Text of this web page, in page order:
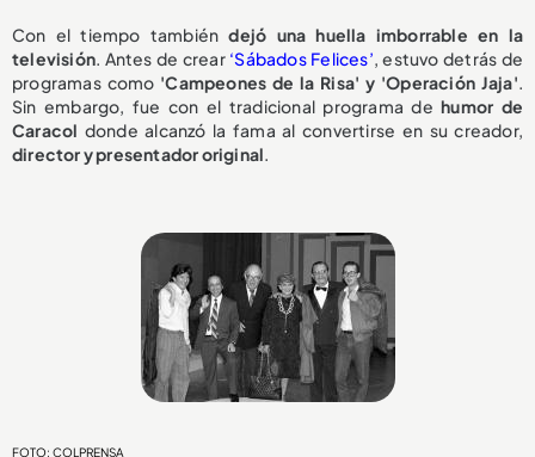
Con el tiempo tambiéndejó una huella imborrable en la
televisión . Antes de crear ‘SábadosFelices’ , estuvo detrás de
programas como 'Campeones de la Risa' y 'Operación Jaja'
Sin embargo, fue con el tradicional programa dehumor de
Caracol donde alcanzó la fama al convertirse en su creador,
director y presentador original
FOTO: COLPRENSA